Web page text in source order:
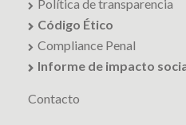
Política de transparencia
Código Ético
Compliance Penal
Informe de impacto
Contacto